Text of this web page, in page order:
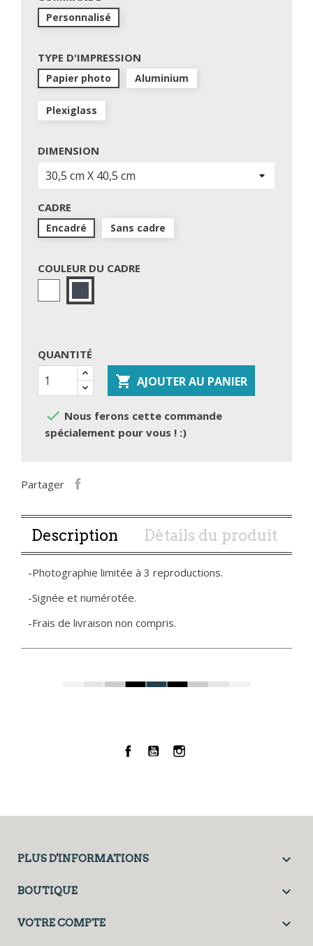
Personnalisé
TYPE D'IMPRESSION
Papier photo Aluminium
Plexiglass
DIMENSION
CADRE
Encadré Sans cadre
COULEUR DU CADRE
Blanc
QUANTITÉ
 AJOUTER AU PANIER
 Nous ferons cette commande
spécialement pour vous ! :)
Partager
Description Détails du produit
-Photographie limitée à 3 reproductions.
-Signée et numérotée.
-Frais de livraison non compris.
Facebook
YouTubeInstagram
PLUS D'INFORMATIONS 
BOUTIQUE 
VOTRE COMPTE 